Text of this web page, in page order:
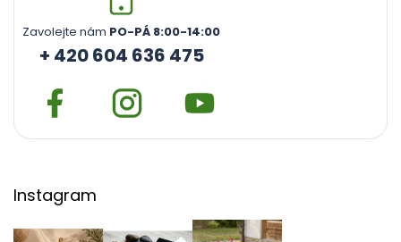
Zavolejte nám PO-PÁ 8:00-14:00
+ 420 604 636 475
Instagram